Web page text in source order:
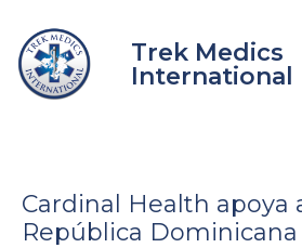
contenido
Trek Medics
International
Cardinal Health apoya
República Dominicana